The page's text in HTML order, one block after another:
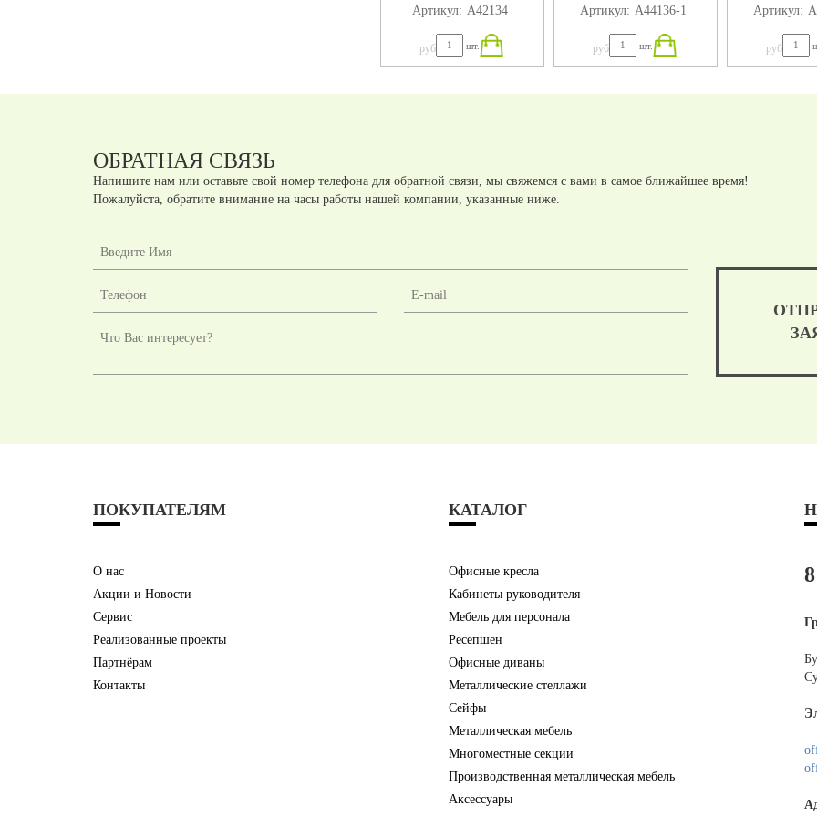
Артикул: А42134
руб шт.
QUATTRO 160X144X75
Артикул: А44136-1
руб шт.
QUATTRO
Артикул:
руб
ОБРАТНАЯ СВЯЗЬ
Напишите нам или оставьте свой номер телефона для обратной связи, мы свяжемся с вами в самое ближайшее время!
Пожалуйста, обратите внимание на часы работы нашей компании, указанные ниже.
ПОКУПАТЕЛЯМ
О нас
Акции и Новости
Сервис
Реализованные проекты
Партнёрам
Контакты
КАТАЛОГ
Офисные кресла
Кабинеты руководителя
Мебель для персонала
Ресепшен
Офисные диваны
Металлические стеллажи
Сейфы
Металлическая мебель
Многоместные секции
Производственная металлическая мебель
Аксессуары